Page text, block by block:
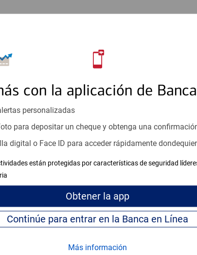
con la aplicación de
personalizadas
para depositar un cheque y obtenga una
digital o Face ID para acceder rápidamente
están protegidas por características de seguridad
Obtener la app
Continúe para entrar en la Banca en Línea
Más información